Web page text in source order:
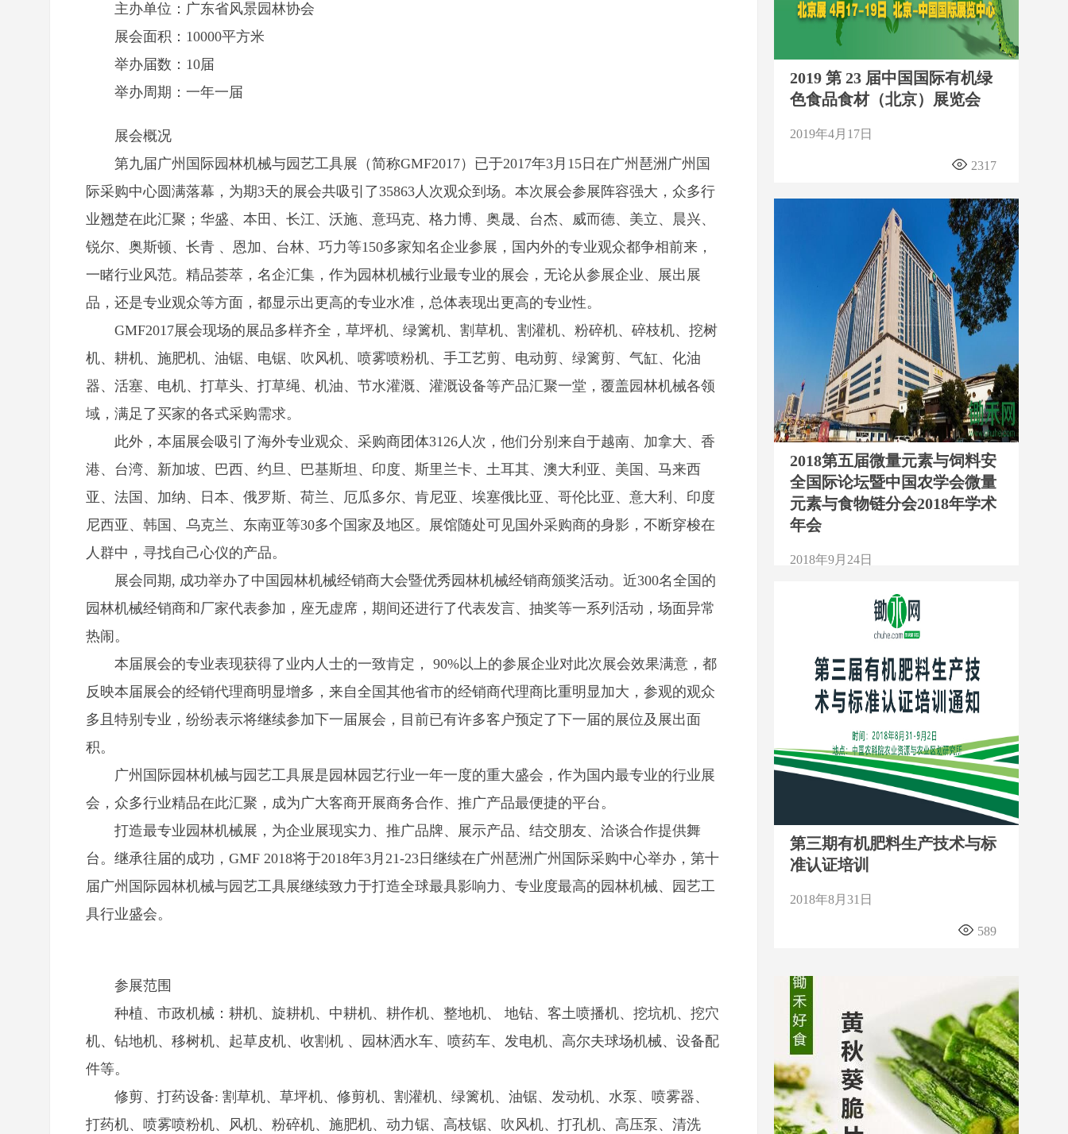
主办单位：广东省风景园林协会
展会面积：10000平方米
举办届数：10届
举办周期：一年一届
展会概况
第九届广州国际园林机械与园艺工具展（简称GMF2017）已于2017年3月15日在广州琶洲广州国
际采购中心圆满落幕，为期3天的展会共吸引了35863人次观众到场。本次展会参展阵容强大，众多行
业翘楚在此汇聚；华盛、本田、长江、沃施、意玛克、格力博、奥晟、台杰、威而德、美立、晨兴、
锐尔、奥斯顿、长青 、恩加、台林、巧力等150多家知名企业参展，国内外的专业观众都争相前来，
一睹行业风范。精品荟萃，名企汇集，作为园林机械行业最专业的展会，无论从参展企业、展出展
品，还是专业观众等方面，都显示出更高的专业水准，总体表现出更高的专业性。
GMF2017展会现场的展品多样齐全，草坪机、绿篱机、割草机、割灌机、粉碎机、碎枝机、挖树
机、耕机、施肥机、油锯、电锯、吹风机、喷雾喷粉机、手工艺剪、电动剪、绿篱剪、气缸、化油
器、活塞、电机、打草头、打草绳、机油、节水灌溉、灌溉设备等产品汇聚一堂，覆盖园林机械各领
域，满足了买家的各式采购需求。
此外，本届展会吸引了海外专业观众、采购商团体3126人次，他们分别来自于越南、加拿大、香
港、台湾、新加坡、巴西、约旦、巴基斯坦、印度、斯里兰卡、土耳其、澳大利亚、美国、马来西
亚、法国、加纳、日本、俄罗斯、荷兰、厄瓜多尔、肯尼亚、埃塞俄比亚、哥伦比亚、意大利、印度
尼西亚、韩国、乌克兰、东南亚等30多个国家及地区。展馆随处可见国外采购商的身影，不断穿梭在
人群中，寻找自己心仪的产品。
展会同期, 成功举办了中国园林机械经销商大会暨优秀园林机械经销商颁奖活动。近300名全国的
园林机械经销商和厂家代表参加，座无虚席，期间还进行了代表发言、抽奖等一系列活动，场面异常
热闹。
本届展会的专业表现获得了业内人士的一致肯定， 90%以上的参展企业对此次展会效果满意，都
反映本届展会的经销代理商明显增多，来自全国其他省市的经销商代理商比重明显加大，参观的观众
多且特别专业，纷纷表示将继续参加下一届展会，目前已有许多客户预定了下一届的展位及展出面
积。
广州国际园林机械与园艺工具展是园林园艺行业一年一度的重大盛会，作为国内最专业的行业展
会，众多行业精品在此汇聚，成为广大客商开展商务合作、推广产品最便捷的平台。
打造最专业园林机械展，为企业展现实力、推广品牌、展示产品、结交朋友、洽谈合作提供舞
台。继承往届的成功，GMF 2018将于2018年3月21-23日继续在广州琶洲广州国际采购中心举办，第十
届广州国际园林机械与园艺工具展继续致力于打造全球最具影响力、专业度最高的园林机械、园艺工
具行业盛会。
参展范围
种植、市政机械：耕机、旋耕机、中耕机、耕作机、整地机、 地钻、客土喷播机、挖坑机、挖穴
机、钻地机、移树机、起草皮机、收割机 、园林洒水车、喷药车、发电机、高尔夫球场机械、设备配
件等。
修剪、打药设备: 割草机、草坪机、修剪机、割灌机、绿篱机、油锯、发动机、水泵、喷雾器、
打药机、喷雾喷粉机、风机、粉碎机、施肥机、动力锯、高枝锯、吹风机、打孔机、高压泵、清洗
2019 第 23 届中国国际有机绿
色食品食材（北京）展览会
2019年4月17日
2317
2018第五届微量元素与饲料安
全国际论坛暨中国农学会微量
元素与食物链分会2018年学术
年会
2018年9月24日
第三期有机肥料生产技术与标
准认证培训
2018年8月31日
589